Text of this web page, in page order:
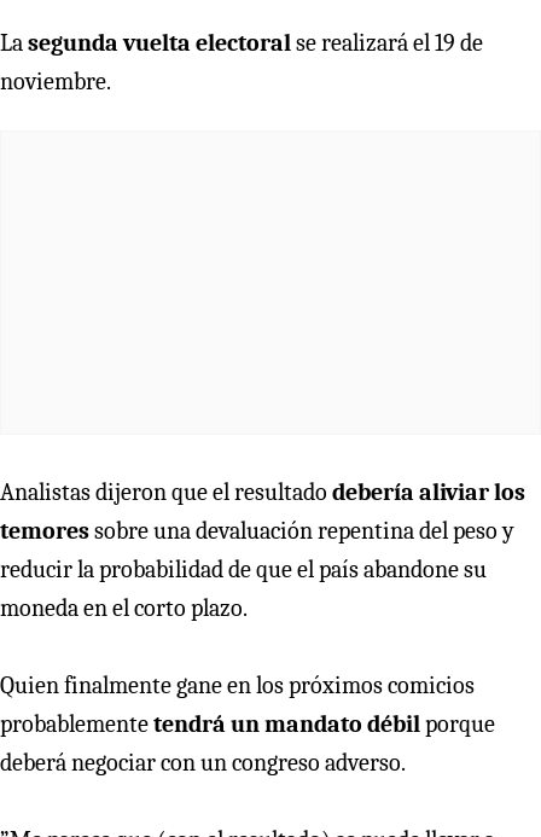
Lasegunda vuelta electoralse realizará el 19 de
noviembre.
Analistas dijeron que el resultado debería aliviar los
temoressobre una devaluación repentina del peso y
reducir la probabilidad de que el país abandone su
moneda en el corto plazo.
Quien finalmente gane en los próximos comicios
probablementetendrá un mandato débilporque
deberá negociar con un congreso adverso.